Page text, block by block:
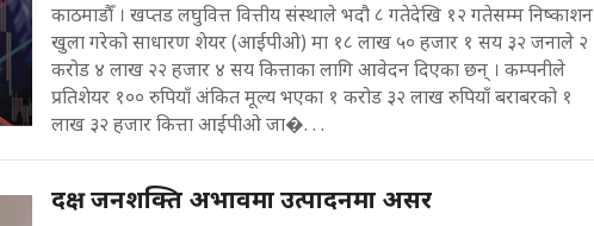
काठमाडौँ । खप्तड लघुवित्त वित्तीय संस्थाले भदौ ८ गतेदेखि १२ गतेसम्म निष्काशन
खुला गरेको साधारण शेयर (आईपीओ) मा १८ लाख ५० हजार १ सय ३२ जनाले २
करोड ४ लाख २२ हजार ४ सय कित्ताका लागि आवेदन दिएका छन् । कम्पनीले
प्रतिशेयर १०० रुपियाँ अंकित मूल्य भएका १ करोड ३२ लाख रुपियाँ बराबरको १
लाख ३२ हजार कित्ता आईपीओ जा�. . .
दक्ष जनशक्ति अभावमा उत्पादनमा असर